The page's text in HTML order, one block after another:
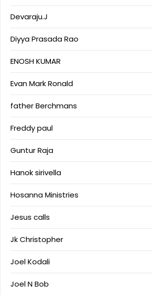
Devaraju.J
Diyya Prasada Rao
ENOSH KUMAR
Evan Mark Ronald
father Berchmans
Freddy paul
Guntur Raja
Hanok sirivella
Hosanna Ministries
Jesus calls
Jk Christopher
Joel Kodali
Joel N Bob